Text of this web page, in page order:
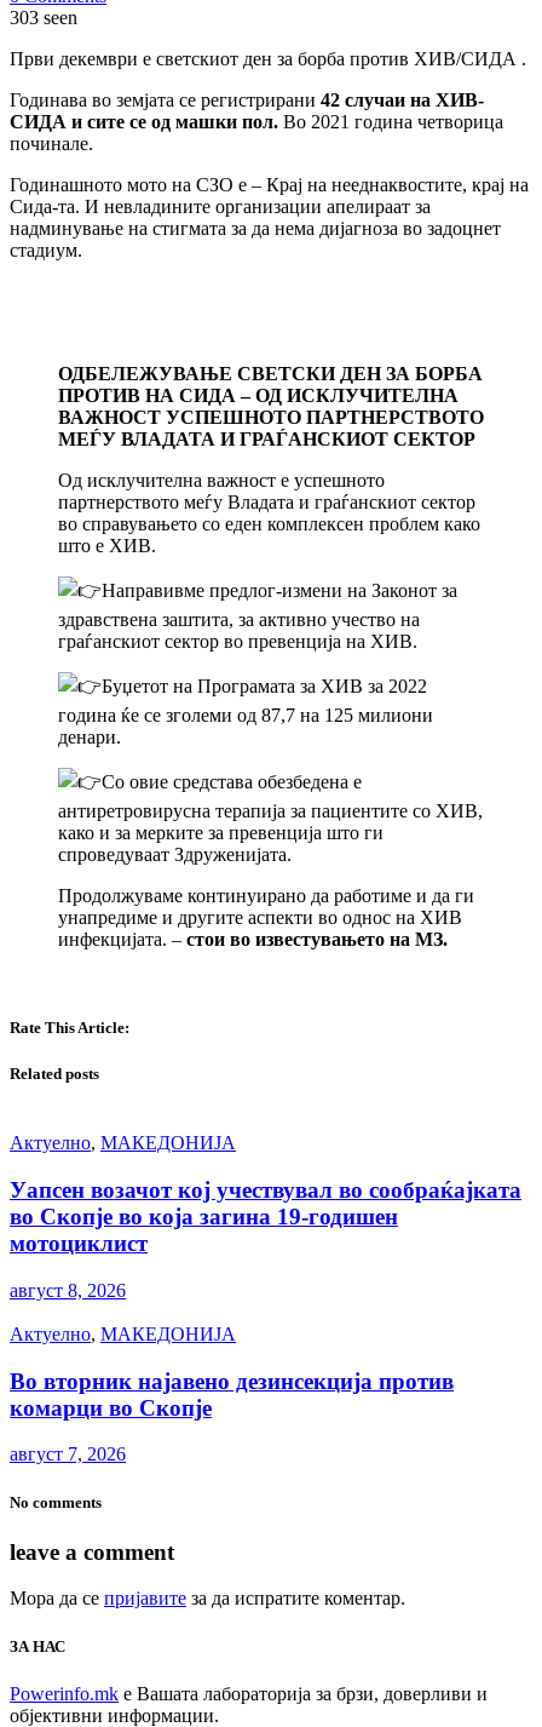
303 seen
Први декември е светскиот ден за борба против ХИВ/СИДА .
Годинава во земјата се регистрирани 42 случаи на ХИВ-
СИДА и сите се од машки пол. Во 2021 година четворица
починале.
Годинашното мото на СЗО е – Крај на нееднаквостите, крај на
Сида-та. И невладините организации апелираат за
надминување на стигмата за да нема дијагноза во задоцнет
стадиум.
ОДБЕЛЕЖУВАЊЕ СВЕТСКИ ДЕН ЗА БОРБА
ПРОТИВ НА СИДА – ОД ИСКЛУЧИТЕЛНА
ВАЖНОСТ УСПЕШНОТО ПАРТНЕРСТВОТО
МЕЃУ ВЛАДАТА И ГРАЃАНСКИОТ СЕКТОР
Од исклучителна важност е успешното
партнерството меѓу Владата и граѓанскиот сектор
во справувањето со еден комплексен проблем како
што е ХИВ.
Направивме предлог-измени на Законот за
здравствена заштита, за активно учество на
граѓанскиот сектор во превенција на ХИВ.
Буџетот на Програмата за ХИВ за 2022
година ќе се зголеми од 87,7 на 125 милиони
денари.
Со овие средстава обезбедена е
антиретровирусна терапија за пациентите со ХИВ,
како и за мерките за превенција што ги
спроведуваат Здруженијата.
Продолжуваме континуирано да работиме и да ги
унапредиме и другите аспекти во однос на ХИВ
инфекцијата. – стои во известувањето на МЗ.
Rate This Article:
Related posts
Актуелно, МАКЕДОНИЈА
Уапсен возачот кој учествувал во сообраќајката
во Скопје во која загина 19-годишен
мотоциклист
август 8, 2026
Актуелно, МАКЕДОНИЈА
Во вторник најавено дезинсекција против
комарци во Скопје
август 7, 2026
No comments
leave a comment
Мора да се пријавите за да испратите коментар.
ЗА НАС
Powerinfo.mk e Вашата лабораторија за брзи, доверливи и
објективни информации.